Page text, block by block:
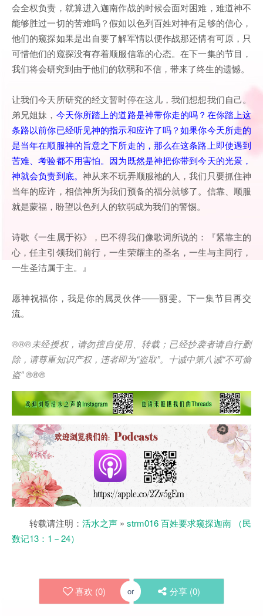
会全权负责，就算进入迦南作战的时候会面对困难，难道神不
能够胜过一切的苦难吗？假如以色列百姓对神有足够的信心，
他们的窥探如果是出自要了解军情以便作战那还情有可原，只
可惜他们的窥探没有存着顺服信靠的心态。在下一集的节目，
我们将会研究到由于他们的软弱和不信，带来了终生的遗憾。
让我们今天所研究的经文暂时停在这儿，我们想想我们自己。
弟兄姐妹， 今天你所踏上的道路是神带你走的吗？在你踏上这
条路以前你已经听见神的指示和应许了吗？如果你今天所走的
是当年在顺服神的旨意之下所走的，那么在这条路上即使遇到
苦难、考验都不用害怕。因为既然是神把你带到今天的光景，
神就会负责到底。 神从来不玩弄顺服祂的人，我们只要抓住神
当年的应许，相信神所为我们预备的福分就够了。信靠、顺服
就是蒙福，盼望以色列人的软弱成为我们的警惕。
诗歌《一生属于袮》，巴不得我们像歌词所说的：『紧靠主的
心，任主引领我们前行，一生荣耀主的圣名，一生与主同行，
一生圣洁属于主。』
愿神祝福你，我是你的属灵伙伴——丽雯。下一集节目再交
流。
®®®未经授权，请勿擅自使用、转载；已经抄袭者请自行删
除，请尊重知识产权，违者即为“盗取”。十诫中第八诫“不可偷
盗” ®®®
转载请注明： 活水之声 » strm016 百姓要求窥探迦南 （民
数记13：1－24）
喜欢 (0) or 分享 (0)